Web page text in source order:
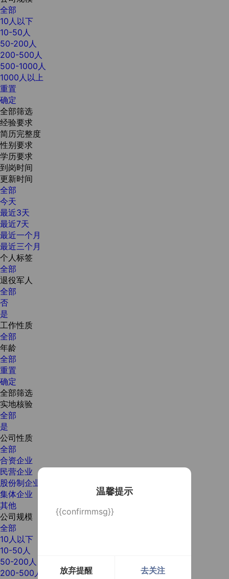
温馨提示
{{confirmmsg}}
放弃提醒 去关注
全部
10人以下
10-50人
50-200人
200-500人
500-1000人
1000人以上
重置
确定
全部筛选
经验要求
简历完整度
性别要求
学历要求
到岗时间
更新时间
全部
今天
最近3天
最近7天
最近一个月
最近三个月
个人标签
全部
退役军人
全部
否
是
工作性质
全部
年龄
全部
重置
确定
全部筛选
实地核验
全部
是
公司性质
全部
合资企业
民营企业
股份制企业
集体企业
其他
公司规模
全部
10人以下
10-50人
50-200人
200-500人